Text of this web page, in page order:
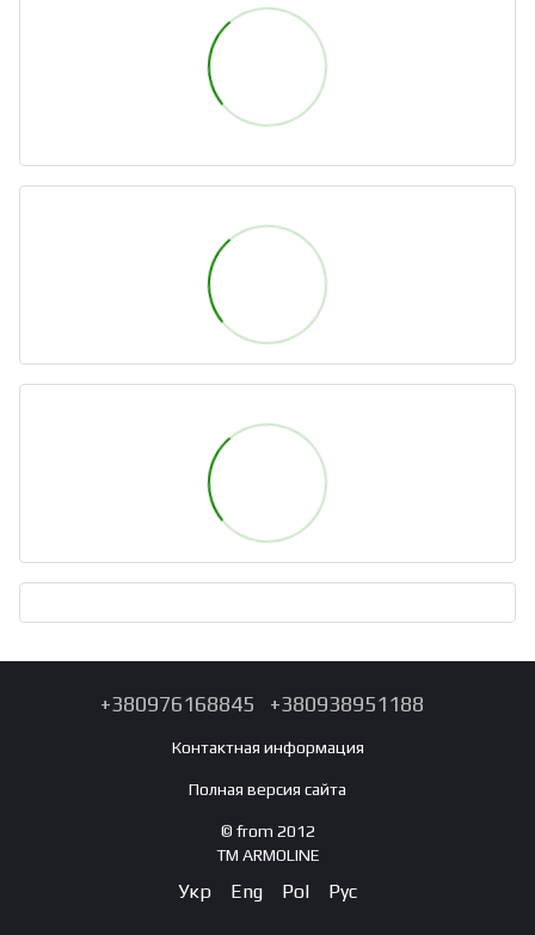
+380976168845 +380938951188
Контактная информация
Полная версия сайта
© from 2012
TM ARMOLINE
Укр Eng Pol Рус